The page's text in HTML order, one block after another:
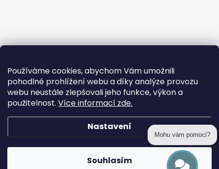
Používáme cookies, abychom Vám umožnili
pohodlné prohlížení webu a díky analýze provozu
webu neustále zlepšovali jeho funkce, výkon a
použitelnost. Více informací zde.
Nastavení
Souhlasím
Copyright 2026prohackovani.cz. Všechna práva vyhrazena.
Mohu vám pomoci?